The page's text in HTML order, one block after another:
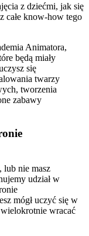
z dziećmi, jak się
całe know-how tego
Animatora,
będą miały
się
twarzy
tworzenia
zabawy
lub nie masz
udział w
mógł uczyć się w
wracać